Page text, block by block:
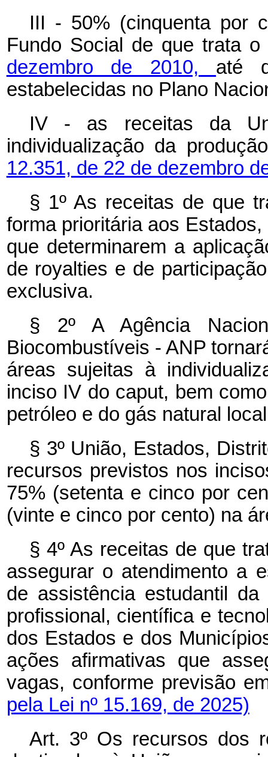
III - 50% (cinquenta por
Fundo Social de que trata o
dezembro de 2010, até
estabelecidas no Plano
IV - as receitas da
individualização da
12.351, de 22 de dezembro
§ 1º As receitas de que
forma prioritária aos
que determinarem a
de royalties e de
exclusiva.
§ 2º A Agência
Biocombustíveis - ANP
áreas sujeitas à
inciso IV do caput, bem
petróleo e do gás natural
§ 3º União, Estados,
recursos previstos nos
75% (setenta e cinco por
(vinte e cinco por cento) na
§ 4º As receitas de que
assegurar o atendimento a
de assistência estudantil
profissional, científica e
dos Estados e dos
ações afirmativas que
vagas, conforme previsão
pela Lei nº 15.169, de 2025)
Art. 3º Os recursos dos